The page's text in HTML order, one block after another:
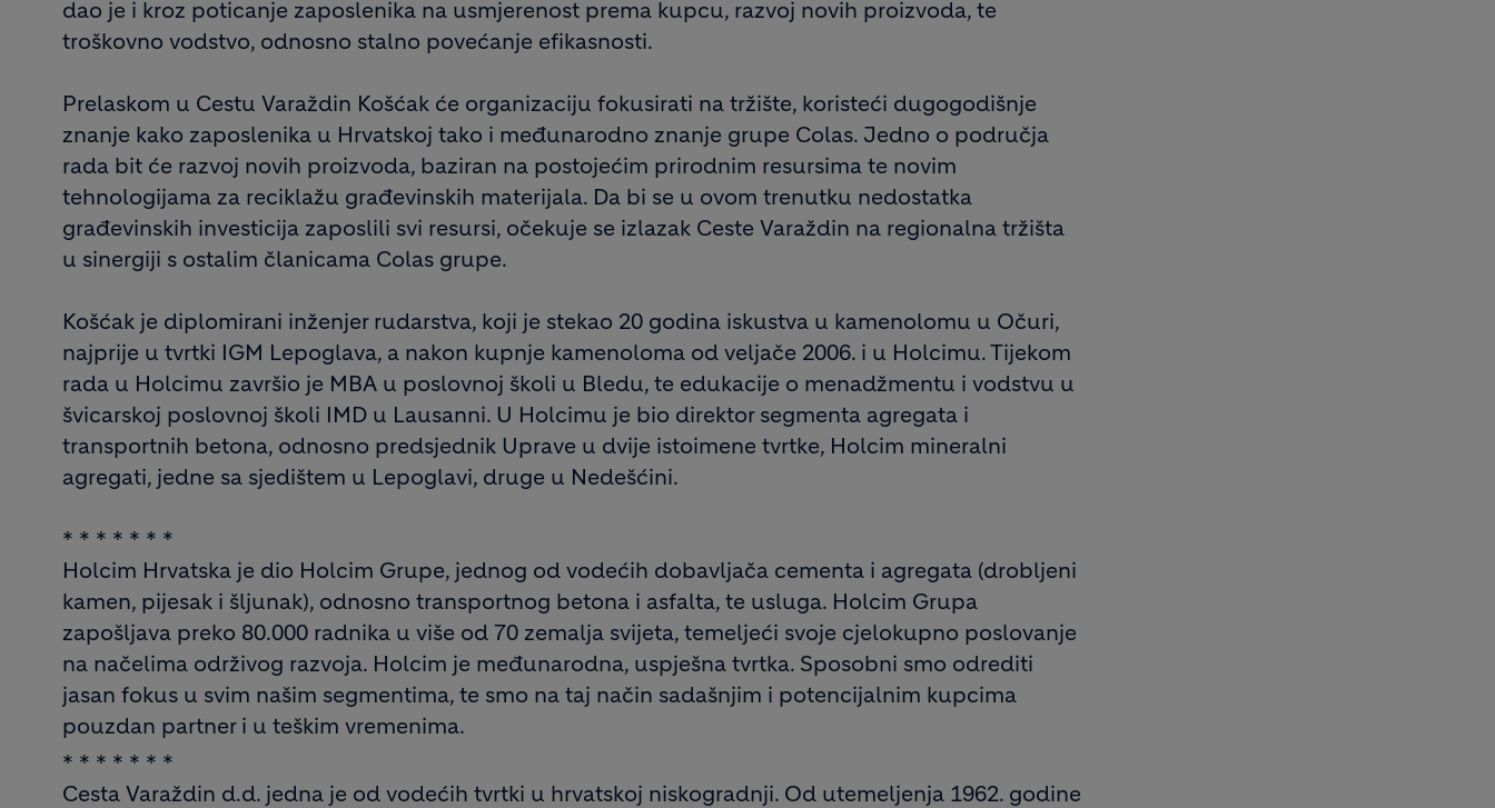
dao je i kroz poticanje zaposlenika na usmjerenost prema kupcu, razvoj novih proizvoda, te
troškovno vodstvo, odnosno stalno povećanje efikasnosti.
Prelaskom u Cestu Varaždin Košćak će organizaciju fokusirati na tržište, koristeći dugogodišnje
znanje kako zaposlenika u Hrvatskoj tako i međunarodno znanje grupe Colas. Jedno o područja
rada bit će razvoj novih proizvoda, baziran na postojećim prirodnim resursima te novim
tehnologijama za reciklažu građevinskih materijala. Da bi se u ovom trenutku nedostatka
građevinskih investicija zaposlili svi resursi, očekuje se izlazak Ceste Varaždin na regionalna tržišta
u sinergiji s ostalim članicama Colas grupe.
Košćak je diplomirani inženjer rudarstva, koji je stekao 20 godina iskustva u kamenolomu u Očuri,
najprije u tvrtki IGM Lepoglava, a nakon kupnje kamenoloma od veljače 2006. i u Holcimu. Tijekom
rada u Holcimu završio je MBA u poslovnoj školi u Bledu, te edukacije o menadžmentu i vodstvu u
švicarskoj poslovnoj školi IMD u Lausanni. U Holcimu je bio direktor segmenta agregata i
transportnih betona, odnosno predsjednik Uprave u dvije istoimene tvrtke, Holcim mineralni
agregati, jedne sa sjedištem u Lepoglavi, druge u Nedešćini.
* * * * * * *
Holcim Hrvatska je dio Holcim Grupe, jednog od vodećih dobavljača cementa i agregata (drobljeni
kamen, pijesak i šljunak), odnosno transportnog betona i asfalta, te usluga. Holcim Grupa
zapošljava preko 80.000 radnika u više od 70 zemalja svijeta, temeljeći svoje cjelokupno poslovanje
na načelima održivog razvoja. Holcim je međunarodna, uspješna tvrtka. Sposobni smo odrediti
jasan fokus u svim našim segmentima, te smo na taj način sadašnjim i potencijalnim kupcima
pouzdan partner i u teškim vremenima.
* * * * * * *
Cesta Varaždin d.d. jedna je od vodećih tvrtki u hrvatskoj niskogradnji. Od utemeljenja 1962. godine